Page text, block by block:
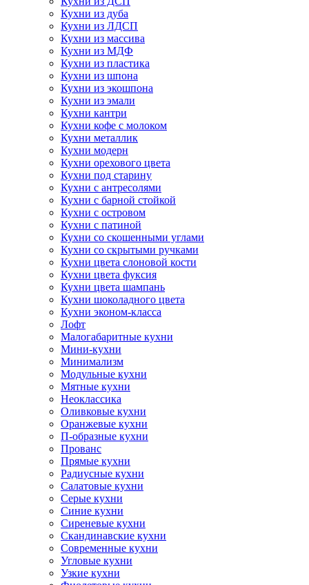
Кухни из дуба
Кухни из ЛДСП
Кухни из массива
Кухни из МДФ
Кухни из пластика
Кухни из шпона
Кухни из экошпона
Кухни из эмали
Кухни кантри
Кухни кофе с молоком
Кухни металлик
Кухни модерн
Кухни орехового цвета
Кухни под старину
Кухни с антресолями
Кухни с барной стойкой
Кухни с островом
Кухни с патиной
Кухни со скошенными углами
Кухни со скрытыми ручками
Кухни цвета слоновой кости
Кухни цвета фуксия
Кухни цвета шампань
Кухни шоколадного цвета
Кухни эконом-класса
Лофт
Малогабаритные кухни
Мини-кухни
Минимализм
Модульные кухни
Мятные кухни
Неоклассика
Оливковые кухни
Оранжевые кухни
П-образные кухни
Прованс
Прямые кухни
Радиусные кухни
Салатовые кухни
Серые кухни
Синие кухни
Сиреневые кухни
Скандинавские кухни
Современные кухни
Угловые кухни
Узкие кухни